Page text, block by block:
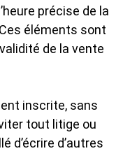
précise de la
éléments sont
de la vente
inscrite, sans
tout litige ou
d’écrire d’autres